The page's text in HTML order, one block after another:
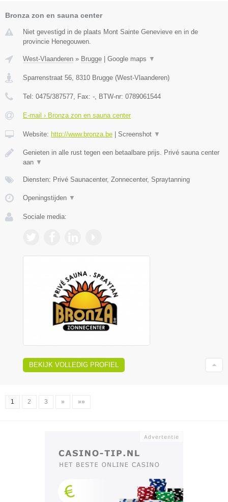
Bronza zon en sauna center
Niet gevestigd in de plaats Mont Sainte Genevieve en in de
provincie Henegouwen.
West-Vlaanderen » Brugge Google maps ▼
Sparrenstraat 56, 8310 Brugge (West-Vlaanderen)
Tel: 0475/387577, Fax: -, BTW-nr: 0789061544
E-mail › Bronza zon en sauna center
Website: http://www.bronza.be Screenshot ▼
Genieten in alle rust tegen een betaalbare prijs. Privé sauna center
aan ▼
Diensten: Privé Saunacenter, Zonnecenter, Spraytanning
Openingstijden ▼
Sociale media:
BEKIJK VOLLEDIG PROFIEL
1 2 3 » »»